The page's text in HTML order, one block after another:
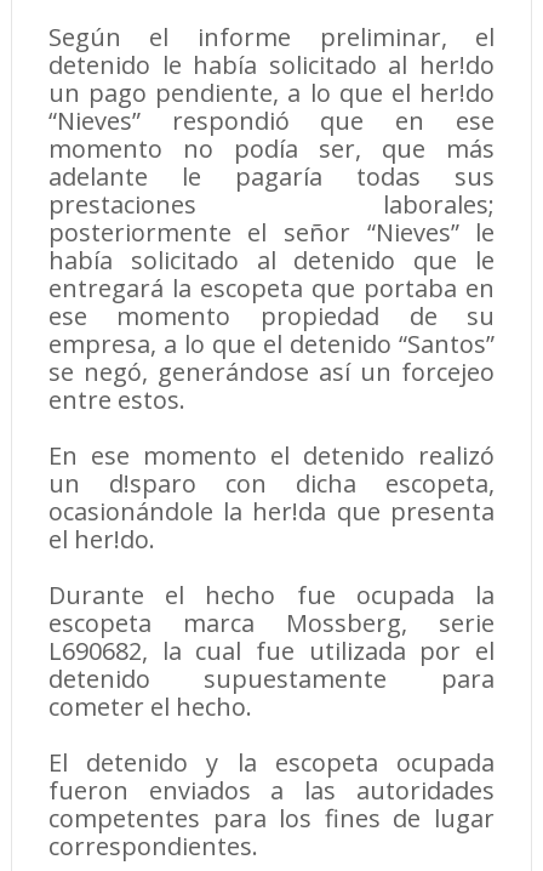
Según el informe preliminar, el
detenido le había solicitado al her!do
un pago pendiente, a lo que el her!do
“Nieves” respondió que en ese
momento no podía ser, que más
adelante le pagaría todas sus
prestaciones laborales;
posteriormente el señor “Nieves” le
había solicitado al detenido que le
entregará la escopeta que portaba en
ese momento propiedad de su
empresa, a lo que el detenido “Santos”
se negó, generándose así un forcejeo
entre estos.
En ese momento el detenido realizó
un d!sparo con dicha escopeta,
ocasionándole la her!da que presenta
el her!do.
Durante el hecho fue ocupada la
escopeta marca Mossberg, serie
L690682, la cual fue utilizada por el
detenido supuestamente para
cometer el hecho.
El detenido y la escopeta ocupada
fueron enviados a las autoridades
competentes para los fines de lugar
correspondientes.